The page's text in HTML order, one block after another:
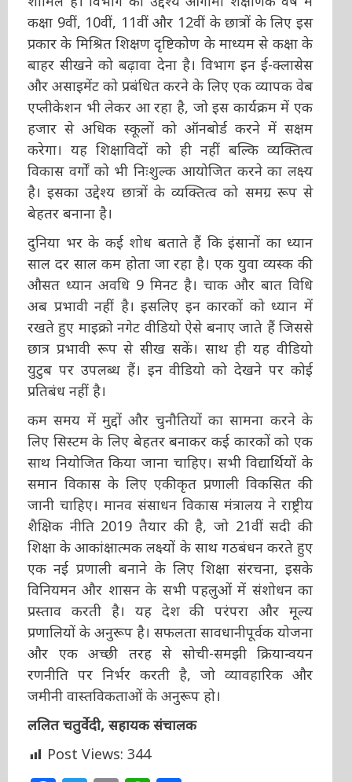
कक्षा 9वीं, 10वीं, 11वीं और 12वीं के छात्रों के लिए इस
प्रकार के मिश्रित शिक्षण दृष्टिकोण के माध्यम से कक्षा के
बाहर सीखने को बढ़ावा देना है। विभाग इन ई-क्लासेस
और असाइमेंट को प्रबंधित करने के लिए एक व्यापक वेब
एप्लीकेशन भी लेकर आ रहा है, जो इस कार्यक्रम में एक
हजार से अधिक स्कूलों को ऑनबोर्ड करने में सक्षम
करेगा। यह शिक्षाविदों को ही नहीं बल्कि व्यक्तित्व
विकास वर्गों को भी निःशुल्क आयोजित करने का लक्ष्य
है। इसका उद्देश्य छात्रों के व्यक्तित्व को समग्र रूप से
बेहतर बनाना है।
दुनिया भर के कई शोध बताते हैं कि इंसानों का ध्यान
साल दर साल कम होता जा रहा है। एक युवा व्यस्क की
औसत ध्यान अवधि 9 मिनट है। चाक और बात विधि
अब प्रभावी नहीं है। इसलिए इन कारकों को ध्यान में
रखते हुए माइक्रो नगेट वीडियो ऐसे बनाए जाते हैं जिससे
छात्र प्रभावी रूप से सीख सकें। साथ ही यह वीडियो
युटुब पर उपलब्ध हैं। इन वीडियो को देखने पर कोई
प्रतिबंध नहीं है।
कम समय में मुद्दों और चुनौतियों का सामना करने के
लिए सिस्टम के लिए बेहतर बनाकर कई कारकों को एक
साथ नियोजित किया जाना चाहिए। सभी विद्यार्थियों के
समान विकास के लिए एकीकृत प्रणाली विकसित की
जानी चाहिए। मानव संसाधन विकास मंत्रालय ने राष्ट्रीय
शैक्षिक नीति 2019 तैयार की है, जो 21वीं सदी की
शिक्षा के आकांक्षात्मक लक्ष्यों के साथ गठबंधन करते हुए
एक नई प्रणाली बनाने के लिए शिक्षा संरचना, इसके
विनियमन और शासन के सभी पहलुओं में संशोधन का
प्रस्ताव करती है। यह देश की परंपरा और मूल्य
प्रणालियों के अनुरूप है। सफलता सावधानीपूर्वक योजना
और एक अच्छी तरह से सोची-समझी क्रियान्वयन
रणनीति पर निर्भर करती है, जो व्यावहारिक और
जमीनी वास्तविकताओं के अनुरूप हो।
ललित चतुर्वेदी, सहायक संचालक
Post Views: 344